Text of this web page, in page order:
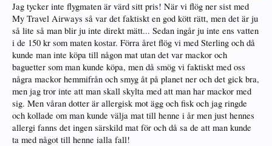
Jag tycker inte flygmaten är värd sitt pris! När vi flög ner sist med
My Travel Airways så var det faktiskt en god kött rätt, men det är ju
så lite så man blir ju inte direkt mätt... Sedan ingår ju inte ens vatten
i de 150 kr som maten kostar. Förra året flög vi med Sterling och då
kunde man inte köpa till någon mat utan det var mackor och
baguetter som man kunde köpa, men då smög vi faktiskt med oss
några mackor hemmifrån och smyg åt på planet ner och det gick bra,
men jag tror inte att man skall skylta med att man har mackor med
sig. Men våran dotter är allergisk mot ägg och fisk och jag ringde
och kollade om man kunde välja mat till henne i år men just hennes
allergi fanns det ingen särskild mat för och då sa de att man kunde
ta med något till henne ialla fall!